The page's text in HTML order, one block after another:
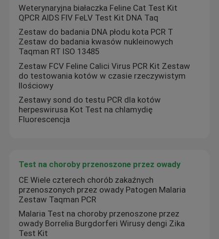
Materiały eksploatacyjne do laboratorium
Zestaw szybkich testów bezpieczeństwa żywności
System obrazowania Western Blot
Mikroskop biologiczny
Weterynaryjna białaczka Feline Cat Test Kit
QPCR AIDS FIV FeLV Test Kit DNA Taq
Zestaw do badania DNA płodu kota PCR T
Zestaw do badania kwasów nukleinowych
Taqman RT ISO 13485
Zestaw FCV Feline Calici Virus PCR Kit Zestaw
do testowania kotów w czasie rzeczywistym
Ilościowy
Zestawy sond do testu PCR dla kotów
herpeswirusa Kot Test na chlamydię
Fluorescencja
Test na choroby przenoszone przez owady
CE Wiele czterech chorób zakaźnych
przenoszonych przez owady Patogen Malaria
Zestaw Taqman PCR
Malaria Test na choroby przenoszone przez
owady Borrelia Burgdorferi Wirusy dengi Zika
Test Kit